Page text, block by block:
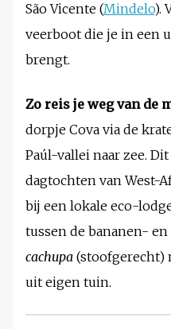
São Vicente (Mindelo).
veerboot die je in een
brengt.
Zo reis je weg van de
dorpje Cova via de
Paúl-vallei naar zee.
dagtochten van West-
bij een lokale eco-
tussen de bananen-
cachupa (stoofgerecht)
uit eigen tuin.